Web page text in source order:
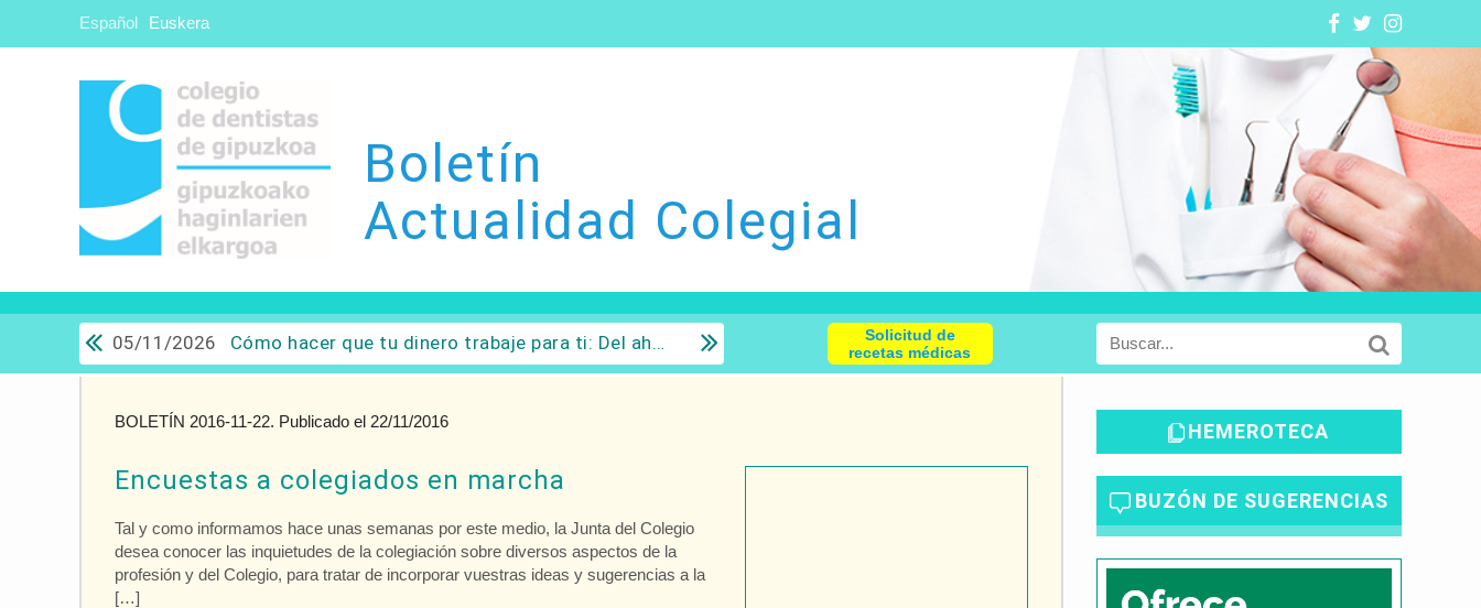
Español Euskera
Boletín
Actualidad Colegial
05/11/2026 Cómo hacer que tu dinero trabaje para ti: Del ahorro a la inversión con sentido común.
Solicitud de
recetas médicas
BOLETÍN 2016-11-22. Publicado el 22/11/2016
Encuestas a colegiados en marcha
Tal y como informamos hace unas semanas por este medio, la Junta del Colegio
desea conocer las inquietudes de la colegiación sobre diversos aspectos de la
profesión y del Colegio, para tratar de incorporar vuestras ideas y sugerencias a la
[…]
HEMEROTECA
BUZÓN DE SUGERENCIAS